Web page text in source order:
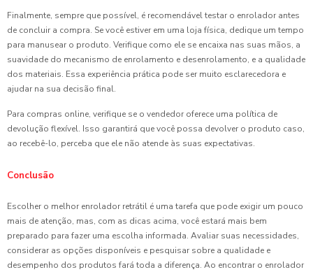
Finalmente, sempre que possível, é recomendável testar o enrolador antes
de concluir a compra. Se você estiver em uma loja física, dedique um tempo
para manusear o produto. Verifique como ele se encaixa nas suas mãos, a
suavidade do mecanismo de enrolamento e desenrolamento, e a qualidade
dos materiais. Essa experiência prática pode ser muito esclarecedora e
ajudar na sua decisão final.
Para compras online, verifique se o vendedor oferece uma política de
devolução flexível. Isso garantirá que você possa devolver o produto caso,
ao recebê-lo, perceba que ele não atende às suas expectativas.
Conclusão
Escolher o melhor enrolador retrátil é uma tarefa que pode exigir um pouco
mais de atenção, mas, com as dicas acima, você estará mais bem
preparado para fazer uma escolha informada. Avaliar suas necessidades,
considerar as opções disponíveis e pesquisar sobre a qualidade e
desempenho dos produtos fará toda a diferença. Ao encontrar o enrolador